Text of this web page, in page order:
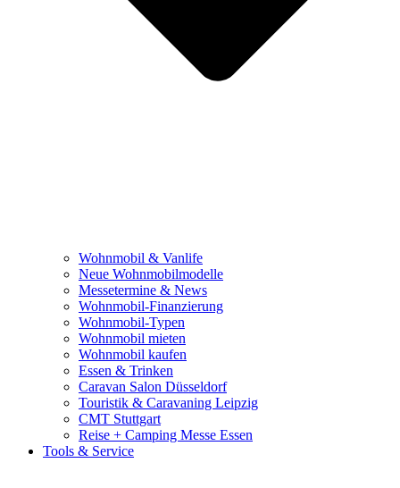
Wohnmobil & Vanlife
Neue Wohnmobilmodelle
Messetermine & News
Wohnmobil-Finanzierung
Wohnmobil-Typen
Wohnmobil mieten
Wohnmobil kaufen
Essen & Trinken
Caravan Salon Düsseldorf
Touristik & Caravaning Leipzig
CMT Stuttgart
Reise + Camping Messe Essen
Tools & Service